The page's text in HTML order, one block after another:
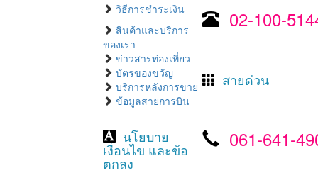
02-100-
วิธีการชำระเงิน
สินค้าและบริการ
ของเรา
ข่าวสารท่องเที่ยว
บัตรของขวัญ
สายด่วน
บริการหลังการขาย
ข้อมูลสายการบิน
061-641-
นโยบาย
เงื่อนไข และข้อ
ตกลง